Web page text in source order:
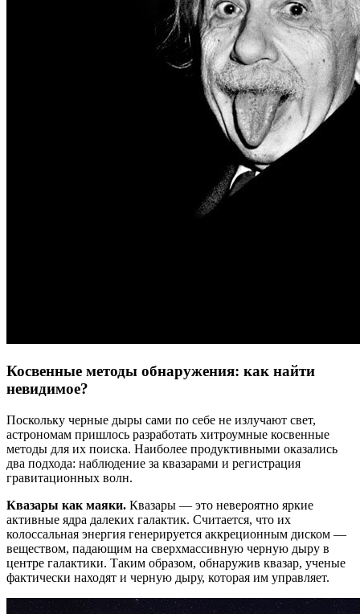
Косвенные методы обнаружения: как найти
невидимое?
Поскольку черные дыры сами по себе не излучают свет,
астрономам пришлось разработать хитроумные косвенные
методы для их поиска. Наиболее продуктивными оказались
два подхода: наблюдение за квазарами и регистрация
гравитационных волн.
Квазары как маяки. Квазары — это невероятно яркие
активные ядра далеких галактик. Считается, что их
колоссальная энергия генерируется аккреционным диском —
веществом, падающим на сверхмассивную черную дыру в
центре галактики. Таким образом, обнаружив квазар, ученые
фактически находят и черную дыру, которая им управляет.